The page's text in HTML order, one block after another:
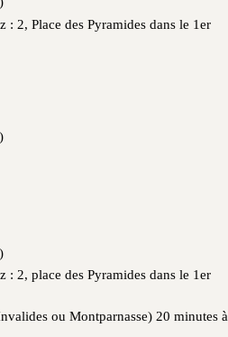
2, Place des Pyramides dans le 1er
2, place des Pyramides dans le 1er
ou Montparnasse) 20 minutes à